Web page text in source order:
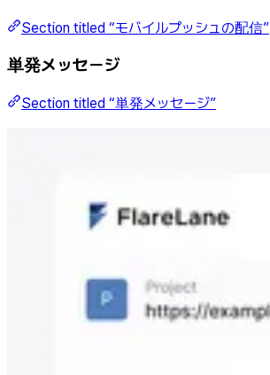
Section titled “モバイルプッシュの配信”
単発メッセージ
Section titled “単発メッセージ”